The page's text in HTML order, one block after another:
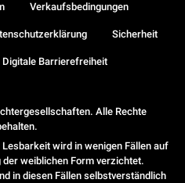
Alle Rechte
wird in wenigen Fällen auf
weiblichen Form verzichtet.
in diesen Fällen selbstverständlich
Verkaufsbedingungen
Sicherheit
Digitale Barrierefreiheit